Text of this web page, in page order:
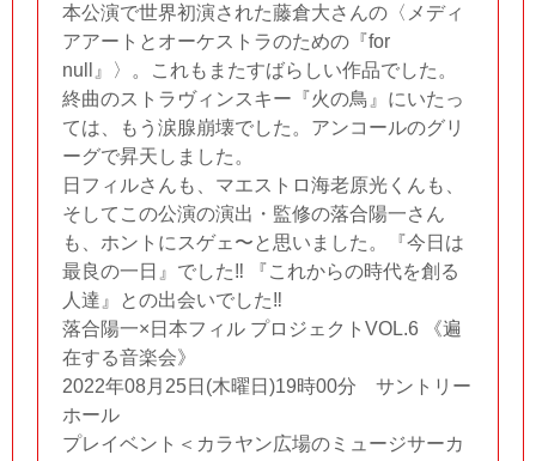
本公演で世界初演された藤倉大さんの〈メディ
アアートとオーケストラのための『for
null』〉。これもまたすばらしい作品でした。
終曲のストラヴィンスキー『火の鳥』にいたっ
ては、もう涙腺崩壊でした。アンコールのグリ
ーグで昇天しました。
日フィルさんも、マエストロ海老原光くんも、
そしてこの公演の演出・監修の落合陽一さん
も、ホントにスゲェ〜と思いました。『今日は
最良の一日』でした‼︎ 『これからの時代を創る
人達』との出会いでした‼︎
落合陽一×日本フィル プロジェクトVOL.6 《遍
在する音楽会》
2022年08月25日(木曜日)19時00分 サントリー
ホール
プレイベント＜カラヤン広場のミュージサーカ